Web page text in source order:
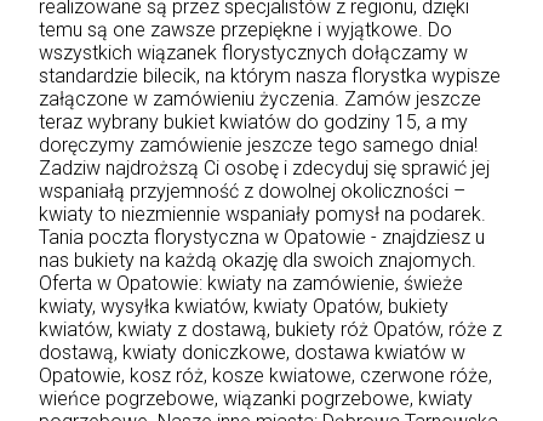
realizowane są przez specjalistów z regionu, dzięki
temu są one zawsze przepiękne i wyjątkowe. Do
wszystkich wiązanek florystycznych dołączamy w
standardzie bilecik, na którym nasza florystka wypisze
załączone w zamówieniu życzenia. Zamów jeszcze
teraz wybrany bukiet kwiatów do godziny 15, a my
doręczymy zamówienie jeszcze tego samego dnia!
Zadziw najdroższą Ci osobę i zdecyduj się sprawić jej
wspaniałą przyjemność z dowolnej okoliczności –
kwiaty to niezmiennie wspaniały pomysł na podarek.
Tania poczta florystyczna w Opatowie - znajdziesz u
nas bukiety na każdą okazję dla swoich znajomych.
Oferta w Opatowie: kwiaty na zamówienie, świeże
kwiaty, wysyłka kwiatów, kwiaty Opatów, bukiety
kwiatów, kwiaty z dostawą, bukiety róż Opatów, róże z
dostawą, kwiaty doniczkowe, dostawa kwiatów w
Opatowie, kosz róż, kosze kwiatowe, czerwone róże,
wieńce pogrzebowe, wiązanki pogrzebowe, kwiaty